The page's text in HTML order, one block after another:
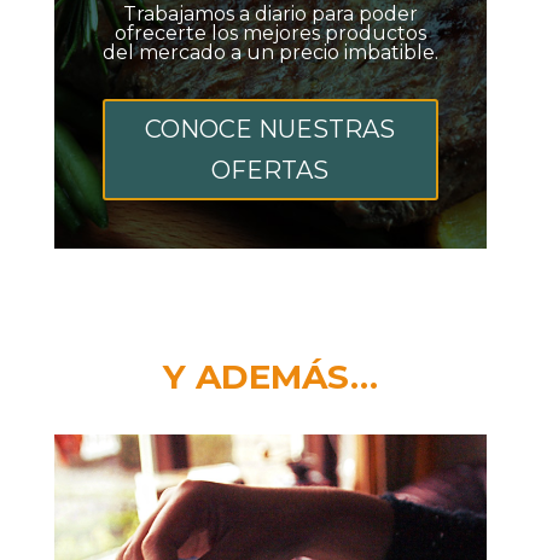
Trabajamos a diario para poder
ofrecerte los mejores productos
del mercado a un precio imbatible.
CONOCE NUESTRAS
OFERTAS
Y ADEMÁS…